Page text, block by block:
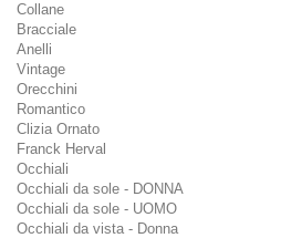
Collane
Bracciale
Anelli
Vintage
Orecchini
Romantico
Clizia Ornato
Franck Herval
Occhiali
Occhiali da sole - DONNA
Occhiali da sole - UOMO
Occhiali da vista - Donna